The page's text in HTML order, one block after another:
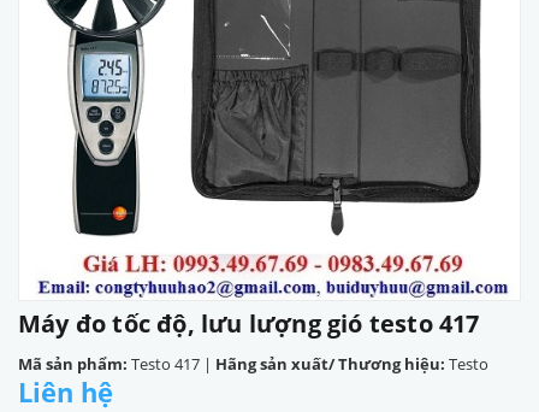
Máy đo tốc độ, lưu lượng gió testo 417
Mã sản phẩm: Testo 417 | Hãng sản xuất/ Thương hiệu: Testo
Liên hệ